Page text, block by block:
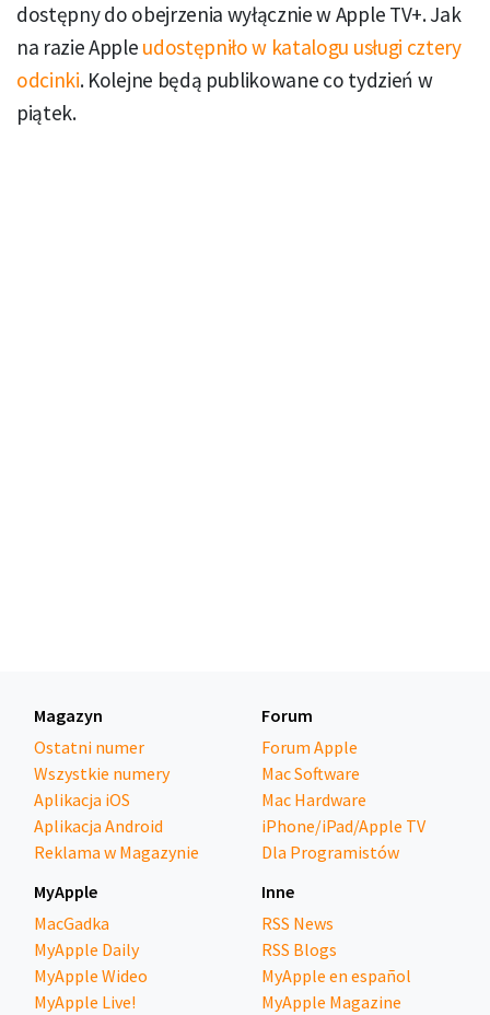
dostępny do obejrzenia wyłącznie w Apple TV+. Jak
na razie Apple udostępniło w katalogu usługi cztery
odcinki. Kolejne będą publikowane co tydzień w
piątek.
Magazyn
Ostatni numer
Wszystkie numery
Aplikacja iOS
Aplikacja Android
Reklama w Magazynie
Forum
Forum Apple
Mac Software
Mac Hardware
iPhone/iPad/Apple TV
Dla Programistów
MyApple
MacGadka
MyApple Daily
MyApple Wideo
MyApple Live!
Inne
RSS News
RSS Blogs
MyApple en español
MyApple Magazine